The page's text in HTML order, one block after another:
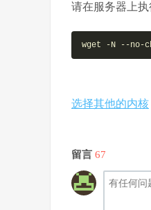
请在服务器上执
wget -N --no-
选择其他的内核
留言 67